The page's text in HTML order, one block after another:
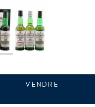
VENDRE